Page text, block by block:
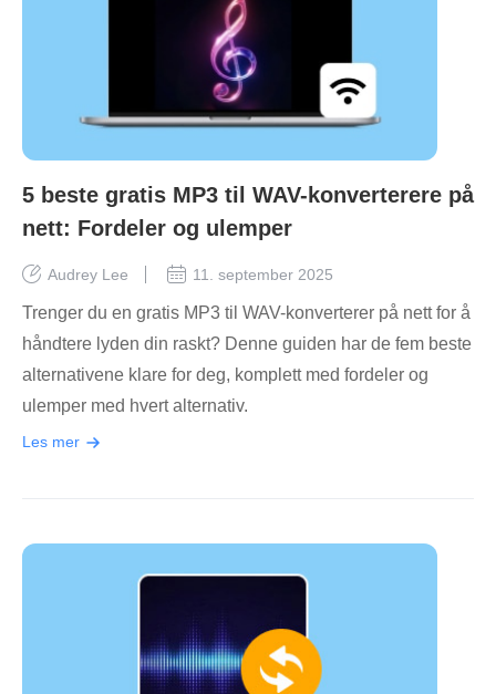
5 beste gratis MP3 til WAV-konverterere på
nett: Fordeler og ulemper
Audrey Lee 11. september 2025
Trenger du en gratis MP3 til WAV-konverterer på nett for å
håndtere lyden din raskt? Denne guiden har de fem beste
alternativene klare for deg, komplett med fordeler og
ulemper med hvert alternativ.
Les mer